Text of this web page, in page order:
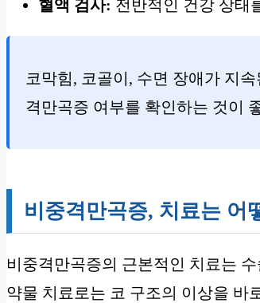
혈액 검사: 전반적인 건강 상태
코막힘, 코골이, 수면 장애가 지
격만곡증 여부를 확인하는 것이
비중격만곡증, 치료는 어
비중격만곡증의 근본적인 치료는
약물 치료로는 코 구조의 이상을 바